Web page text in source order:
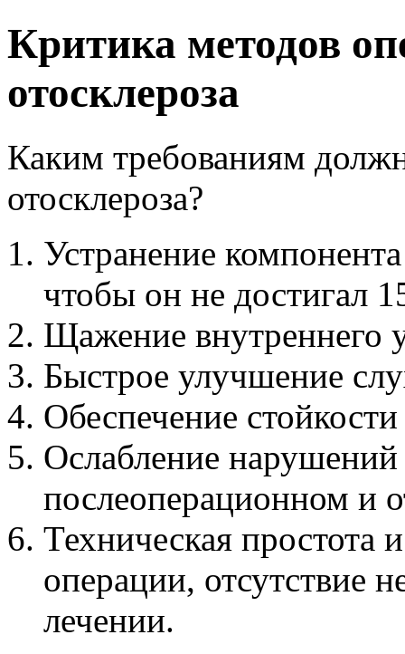
Критика методов
отосклероза
Каким требованиям
отосклероза?
Устранение
чтобы он не достигал
Щажение внутреннего
Быстрое улучшение
Обеспечение стойкости
Ослабление нарушений
послеоперационном и
Техническая простота
операции, отсутствие
лечении.